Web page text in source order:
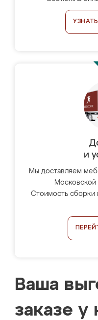
и
Мы доставляем
Московской
Стоимость сборки
Ваша
заказе у